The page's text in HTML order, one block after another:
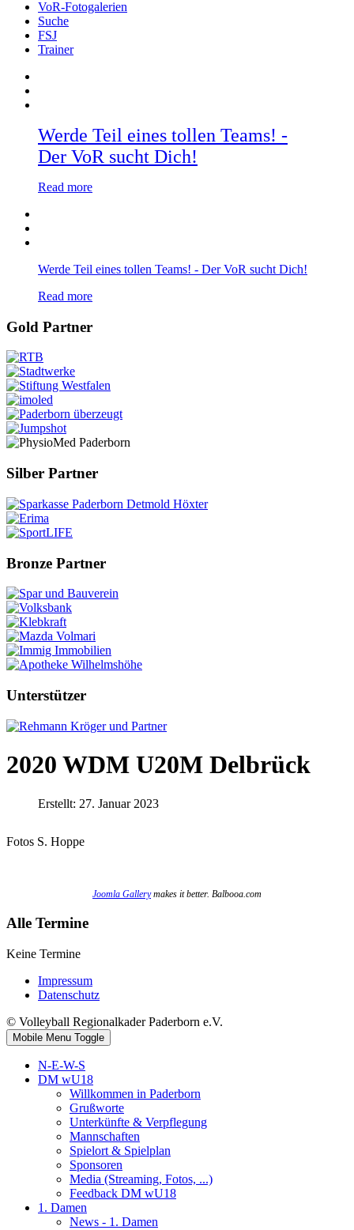
VoR-Fotogalerien
Suche
FSJ
Trainer
Werde Teil eines tollen Teams! -
Der VoR sucht Dich!
Read more
Werde Teil eines tollen Teams! - Der VoR sucht Dich!
Read more
Gold Partner
Silber Partner
Bronze Partner
Unterstützer
2020 WDM U20M Delbrück
Erstellt: 27. Januar 2023
Fotos S. Hoppe
Joomla Gallerymakes it better. Balbooa.com
Alle Termine
Keine Termine
Impressum
Datenschutz
© Volleyball Regionalkader Paderborn e.V.
Mobile Menu Toggle
N-E-W-S
DM wU18
Willkommen in Paderborn
Grußworte
Unterkünfte & Verpflegung
Mannschaften
Spielort & Spielplan
Sponsoren
Media (Streaming, Fotos, ...)
Feedback DM wU18
1. Damen
News - 1. Damen